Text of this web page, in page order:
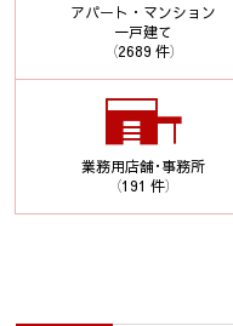
アパート・マンション
一戸建て
（2689 件）
業務用店舗･事務所
（191 件）